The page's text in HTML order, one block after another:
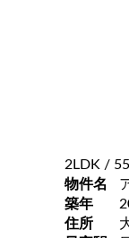
2LDK /
物件名
築年
住所